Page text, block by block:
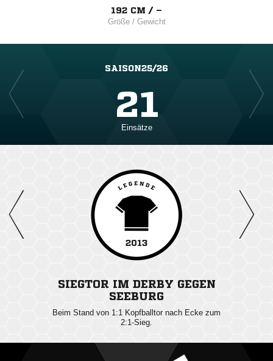
192 CM / –
Größe / Gewicht
SAISON25/26
21
Einsätze
2013
SIEGTOR IM DERBY GEGEN
SEEBURG
Beim Stand von 1:1 Kopfballtor nach Ecke zum
2:1-Sieg.